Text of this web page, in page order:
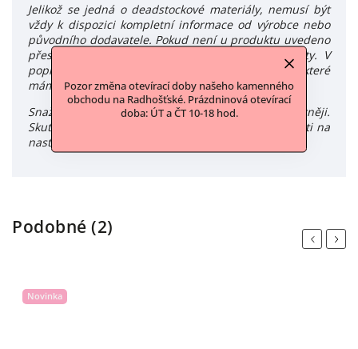
Pozor změna otevírací doby našeho kamenného
obchodu na Radhošťské. Prázdninová otevírací
doba: ÚT a ČT 10-18 hod.
Jelikož se jedná o deadstockové materiály, nemusí být
vždy k dispozici kompletní informace od výrobce nebo
původního dodavatele. Pokud není u produktu uvedeno
přesné složení, tyto údaje nám nebyly poskytnuty. V
popisu produktu uvádíme všechny informace, které
máme k dispozici.
Snažíme se zachytit barvy produktů co nejvěrněji.
Skutečný odstín se však může mírně lišit v závislosti na
nastavení a typu monitoru či displeje.
Podobné (2)
Previous
Novinka
Next